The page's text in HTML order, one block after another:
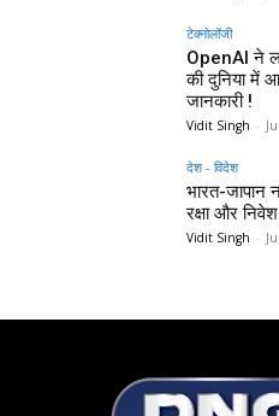
टेक्नोलॉजी
OpenAI ने
की दुनिया में
जानकारी !
Vidit Singh -
देश - विदेश
भारत-जापान
रक्षा और
Vidit Singh -